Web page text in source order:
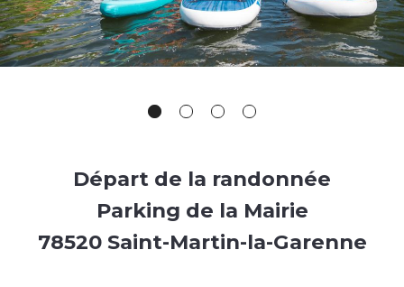
Départ de la randonnée
Parking de la Mairie
78520 Saint-Martin-la-Garenne